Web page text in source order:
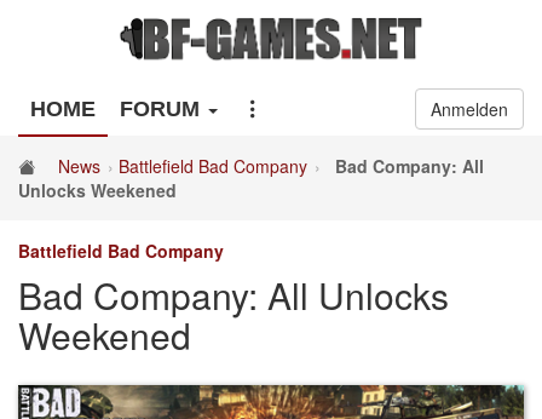
HOME FORUM Anmelden
News Battlefield Bad Company
Bad Company: All
Unlocks Weekened
Battlefield Bad Company
Bad Company: All Unlocks
Weekened